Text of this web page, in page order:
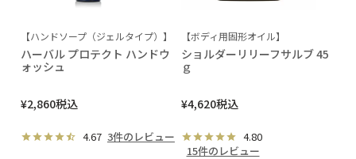
【ハンドソープ（ジェルタイプ）】
ハーバル プロテクト ハンドウ
ォッシュ
¥2,860税込
4.67 3件のレビュー
【ボディ用固形オイル】
ショルダーリリーフサルブ 45
ｇ
¥4,620税込
4.80
15件のレビュー